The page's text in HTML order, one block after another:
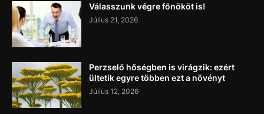
Válasszunk végre főnököt is!
Július 21, 2026
Perzselő hőségben is virágzik: ezért
ültetik egyre többen ezt a növényt
Július 12, 2026